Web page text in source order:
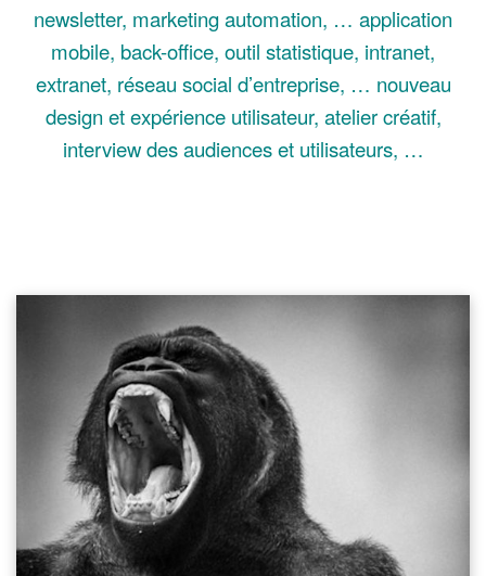
newsletter, marketing automation, … application
mobile, back-office, outil statistique, intranet,
extranet, réseau social d’entreprise, … nouveau
design et expérience utilisateur, atelier créatif,
interview des audiences et utilisateurs, …